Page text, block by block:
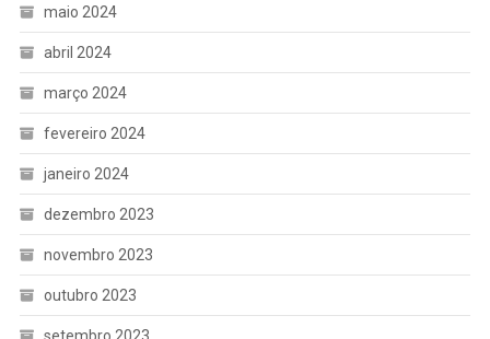
maio 2024
abril 2024
março 2024
fevereiro 2024
janeiro 2024
dezembro 2023
novembro 2023
outubro 2023